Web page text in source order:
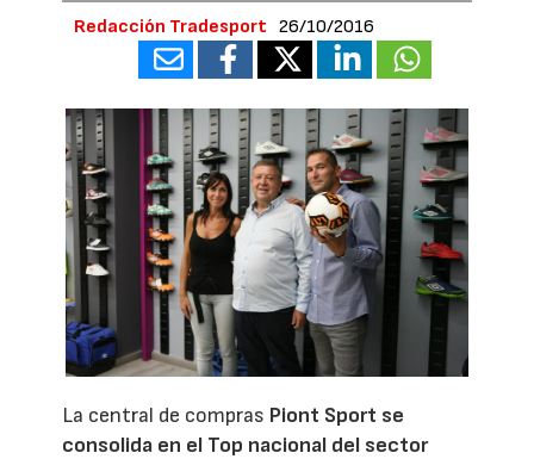
Redacción Tradesport 26/10/2016
La central de compras Piont Sport se
consolida en el Top nacional del sector